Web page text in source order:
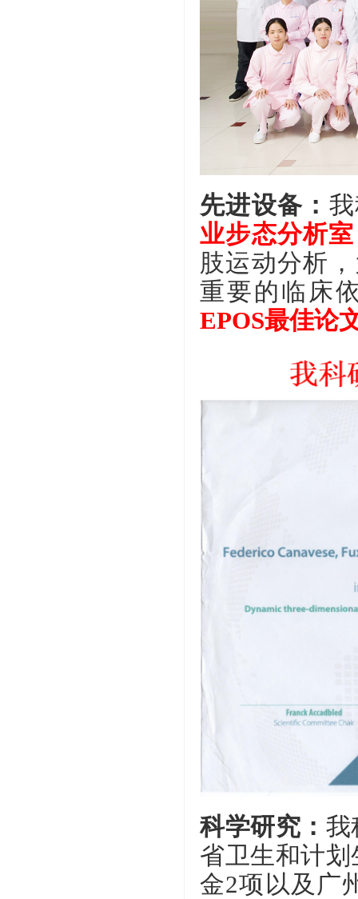
先进设备：
业步态分析室
肢运动分析
重要的临床
EPOS最佳论
科学研究： 我
省卫生和计
金2项以及广